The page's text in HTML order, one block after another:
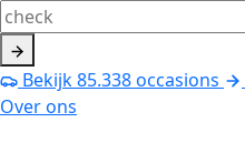
Bekijk85.338occasions
Over ons